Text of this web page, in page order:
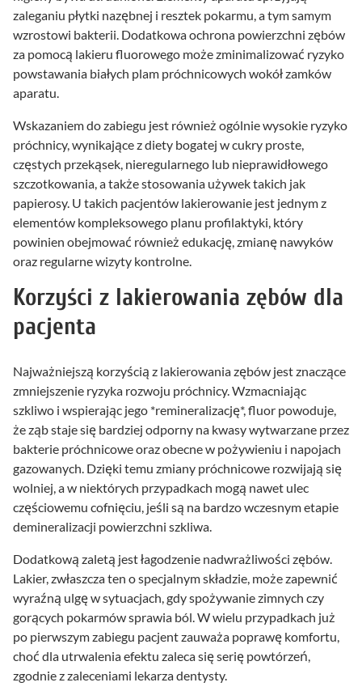
zaleganiu płytki nazębnej i resztek pokarmu, a tym samym
wzrostowi bakterii. Dodatkowa ochrona powierzchni zębów
za pomocą lakieru fluorowego może zminimalizować ryzyko
powstawania białych plam próchnicowych wokół zamków
aparatu.
Wskazaniem do zabiegu jest również ogólnie wysokie ryzyko
próchnicy, wynikające z diety bogatej w cukry proste,
częstych przekąsek, nieregularnego lub nieprawidłowego
szczotkowania, a także stosowania używek takich jak
papierosy. U takich pacjentów lakierowanie jest jednym z
elementów kompleksowego planu profilaktyki, który
powinien obejmować również edukację, zmianę nawyków
oraz regularne wizyty kontrolne.
Korzyści z lakierowania zębów dla
pacjenta
Najważniejszą korzyścią z lakierowania zębów jest znaczące
zmniejszenie ryzyka rozwoju próchnicy. Wzmacniając
szkliwo i wspierając jego *remineralizację*, fluor powoduje,
że ząb staje się bardziej odporny na kwasy wytwarzane przez
bakterie próchnicowe oraz obecne w pożywieniu i napojach
gazowanych. Dzięki temu zmiany próchnicowe rozwijają się
wolniej, a w niektórych przypadkach mogą nawet ulec
częściowemu cofnięciu, jeśli są na bardzo wczesnym etapie
demineralizacji powierzchni szkliwa.
Dodatkową zaletą jest łagodzenie nadwrażliwości zębów.
Lakier, zwłaszcza ten o specjalnym składzie, może zapewnić
wyraźną ulgę w sytuacjach, gdy spożywanie zimnych czy
gorących pokarmów sprawia ból. W wielu przypadkach już
po pierwszym zabiegu pacjent zauważa poprawę komfortu,
choć dla utrwalenia efektu zaleca się serię powtórzeń,
zgodnie z zaleceniami lekarza dentysty.